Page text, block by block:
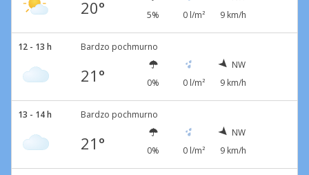
20° 5% 0 l/m²
9 km/h
12 - 13 h Bardzo pochmurno
21° 0% 0 l/m²
NW
9 km/h
13 - 14 h Bardzo pochmurno
21° 0% 0 l/m²
NW
9 km/h